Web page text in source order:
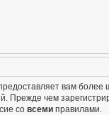
вам
чем
со всеми правилами.